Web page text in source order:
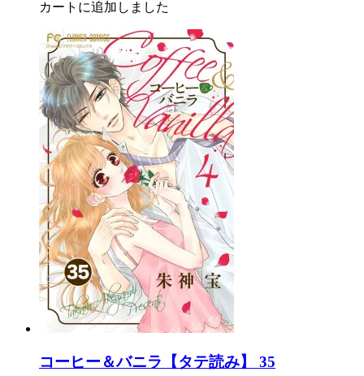
カートに追加しました
コーヒー＆バニラ【タテ読み】 35